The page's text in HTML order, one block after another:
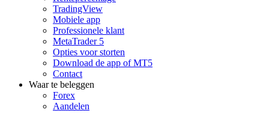
TradingView
Mobiele app
Professionele klant
MetaTrader 5
Opties voor storten
Download de app of MT5
Contact
Waar te beleggen
Forex
Aandelen